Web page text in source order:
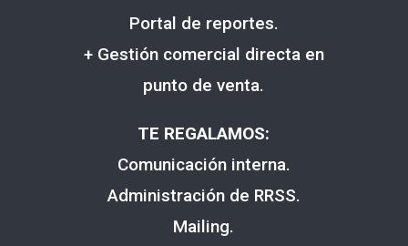
Portal de reportes.
+ Gestión comercial directa en
punto de venta.
TE REGALAMOS:
Comunicación interna.
Administración de RRSS.
Mailing.